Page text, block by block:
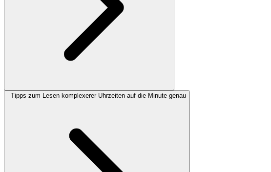
Tipps zum Lesen komplexerer Uhrzeiten auf die Minute genau